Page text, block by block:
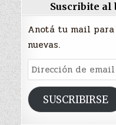
Suscribite al
Anotá tu mail
nuevas.
Dirección
de
emailSUSCRIBIRSE